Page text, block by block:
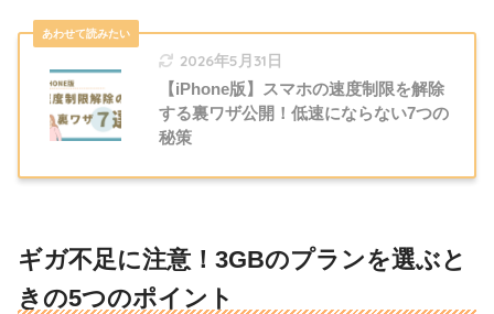
2026年5月31日
【iPhone版】スマホの速度制限を解除
する裏ワザ公開！低速にならない7つの
秘策
ギガ不足に注意！3GBのプランを選ぶと
きの5つのポイント